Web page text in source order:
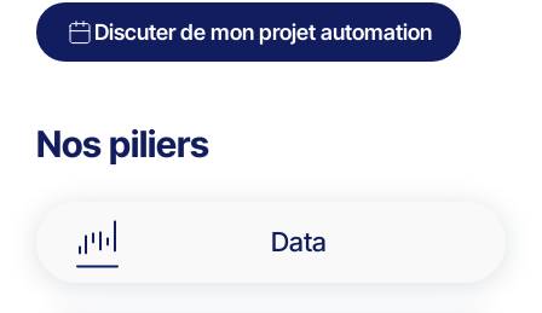
Discuter de mon projet automation
Nos piliers
Data